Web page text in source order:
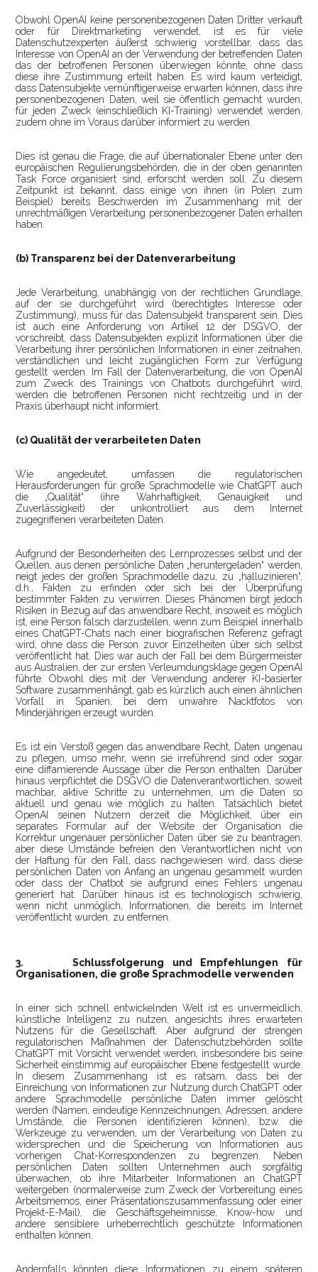
Obwohl OpenAI keine personenbezogenen Daten Dritter verkauft
oder für Direktmarketing verwendet, ist es für viele
Datenschutzexperten äußerst schwierig vorstellbar, dass das
Interesse von OpenAI an der Verwendung der betreffenden Daten
das der betroffenen Personen überwiegen könnte, ohne dass
diese ihre Zustimmung erteilt haben. Es wird kaum verteidigt,
dass Datensubjekte vernünftigerweise erwarten können, dass ihre
personenbezogenen Daten, weil sie öffentlich gemacht wurden,
für jeden Zweck (einschließlich KI-Training) verwendet werden,
zudem ohne im Voraus darüber informiert zu werden.
Dies ist genau die Frage, die auf übernationaler Ebene unter den
europäischen Regulierungsbehörden, die in der oben genannten
Task Force organisiert sind, erforscht werden soll. Zu diesem
Zeitpunkt ist bekannt, dass einige von ihnen (in Polen zum
Beispiel) bereits Beschwerden im Zusammenhang mit der
unrechtmäßigen Verarbeitung personenbezogener Daten erhalten
haben.
(b) Transparenz bei der Datenverarbeitung
Jede Verarbeitung, unabhängig von der rechtlichen Grundlage,
auf der sie durchgeführt wird (berechtigtes Interesse oder
Zustimmung), muss für das Datensubjekt transparent sein. Dies
ist auch eine Anforderung von Artikel 12 der DSGVO, der
vorschreibt, dass Datensubjekten explizit Informationen über die
Verarbeitung ihrer persönlichen Informationen in einer zeitnahen,
verständlichen und leicht zugänglichen Form zur Verfügung
gestellt werden. Im Fall der Datenverarbeitung, die von OpenAI
zum Zweck des Trainings von Chatbots durchgeführt wird,
werden die betroffenen Personen nicht rechtzeitig und in der
Praxis überhaupt nicht informiert.
(c) Qualität der verarbeiteten Daten
Wie angedeutet, umfassen die regulatorischen
Herausforderungen für große Sprachmodelle wie ChatGPT auch
die „Qualität“ (ihre Wahrhaftigkeit, Genauigkeit und
Zuverlässigkeit) der unkontrolliert aus dem Internet
zugegriffenen verarbeiteten Daten.
Aufgrund der Besonderheiten des Lernprozesses selbst und der
Quellen, aus denen persönliche Daten „heruntergeladen“ werden,
neigt jedes der großen Sprachmodelle dazu, zu „halluzinieren“,
d.h., Fakten zu erfinden oder sich bei der Überprüfung
bestimmter Fakten zu verwirren. Dieses Phänomen birgt jedoch
Risiken in Bezug auf das anwendbare Recht, insoweit es möglich
ist, eine Person falsch darzustellen, wenn zum Beispiel innerhalb
eines ChatGPT-Chats nach einer biografischen Referenz gefragt
wird, ohne dass die Person zuvor Einzelheiten über sich selbst
veröffentlicht hat. Dies war auch der Fall bei dem Bürgermeister
aus Australien, der zur ersten Verleumdungsklage gegen OpenAI
führte. Obwohl dies mit der Verwendung anderer KI-basierter
Software zusammenhängt, gab es kürzlich auch einen ähnlichen
Vorfall in Spanien, bei dem unwahre Nacktfotos von
Minderjährigen erzeugt wurden.
Es ist ein Verstoß gegen das anwendbare Recht, Daten ungenau
zu pflegen, umso mehr, wenn sie irreführend sind oder sogar
eine diffamierende Aussage über die Person enthalten. Darüber
hinaus verpflichtet die DSGVO die Datenverantwortlichen, soweit
machbar, aktive Schritte zu unternehmen, um die Daten so
aktuell und genau wie möglich zu halten. Tatsächlich bietet
OpenAI seinen Nutzern derzeit die Möglichkeit, über ein
separates Formular auf der Website der Organisation die
Korrektur ungenauer persönlicher Daten über sie zu beantragen,
aber diese Umstände befreien den Verantwortlichen nicht von
der Haftung für den Fall, dass nachgewiesen wird, dass diese
persönlichen Daten von Anfang an ungenau gesammelt wurden
oder dass der Chatbot sie aufgrund eines Fehlers ungenau
generiert hat. Darüber hinaus ist es technologisch schwierig,
wenn nicht unmöglich, Informationen, die bereits im Internet
veröffentlicht wurden, zu entfernen.
3.Schlussfolgerung und Empfehlungen für
Organisationen, die große Sprachmodelle verwenden
In einer sich schnell entwickelnden Welt ist es unvermeidlich,
künstliche Intelligenz zu nutzen, angesichts ihres erwarteten
Nutzens für die Gesellschaft. Aber aufgrund der strengen
regulatorischen Maßnahmen der Datenschutzbehörden sollte
ChatGPT mit Vorsicht verwendet werden, insbesondere bis seine
Sicherheit einstimmig auf europäischer Ebene festgestellt wurde.
In diesem Zusammenhang ist es ratsam, dass bei der
Einreichung von Informationen zur Nutzung durch ChatGPT oder
andere Sprachmodelle persönliche Daten immer gelöscht
werden (Namen, eindeutige Kennzeichnungen, Adressen, andere
Umstände, die Personen identifizieren können), bzw. die
Werkzeuge zu verwenden, um der Verarbeitung von Daten zu
widersprechen und die Speicherung von Informationen aus
vorherigen Chat-Korrespondenzen zu begrenzen. Neben
persönlichen Daten sollten Unternehmen auch sorgfältig
überwachen, ob ihre Mitarbeiter Informationen an ChatGPT
weitergeben (normalerweise zum Zweck der Vorbereitung eines
Arbeitsmemos, einer Präsentationszusammenfassung oder einer
Projekt-E-Mail), die Geschäftsgeheimnisse, Know-how und
andere sensiblere urheberrechtlich geschützte Informationen
enthalten können.
Andernfalls könnten diese Informationen zu einem späteren